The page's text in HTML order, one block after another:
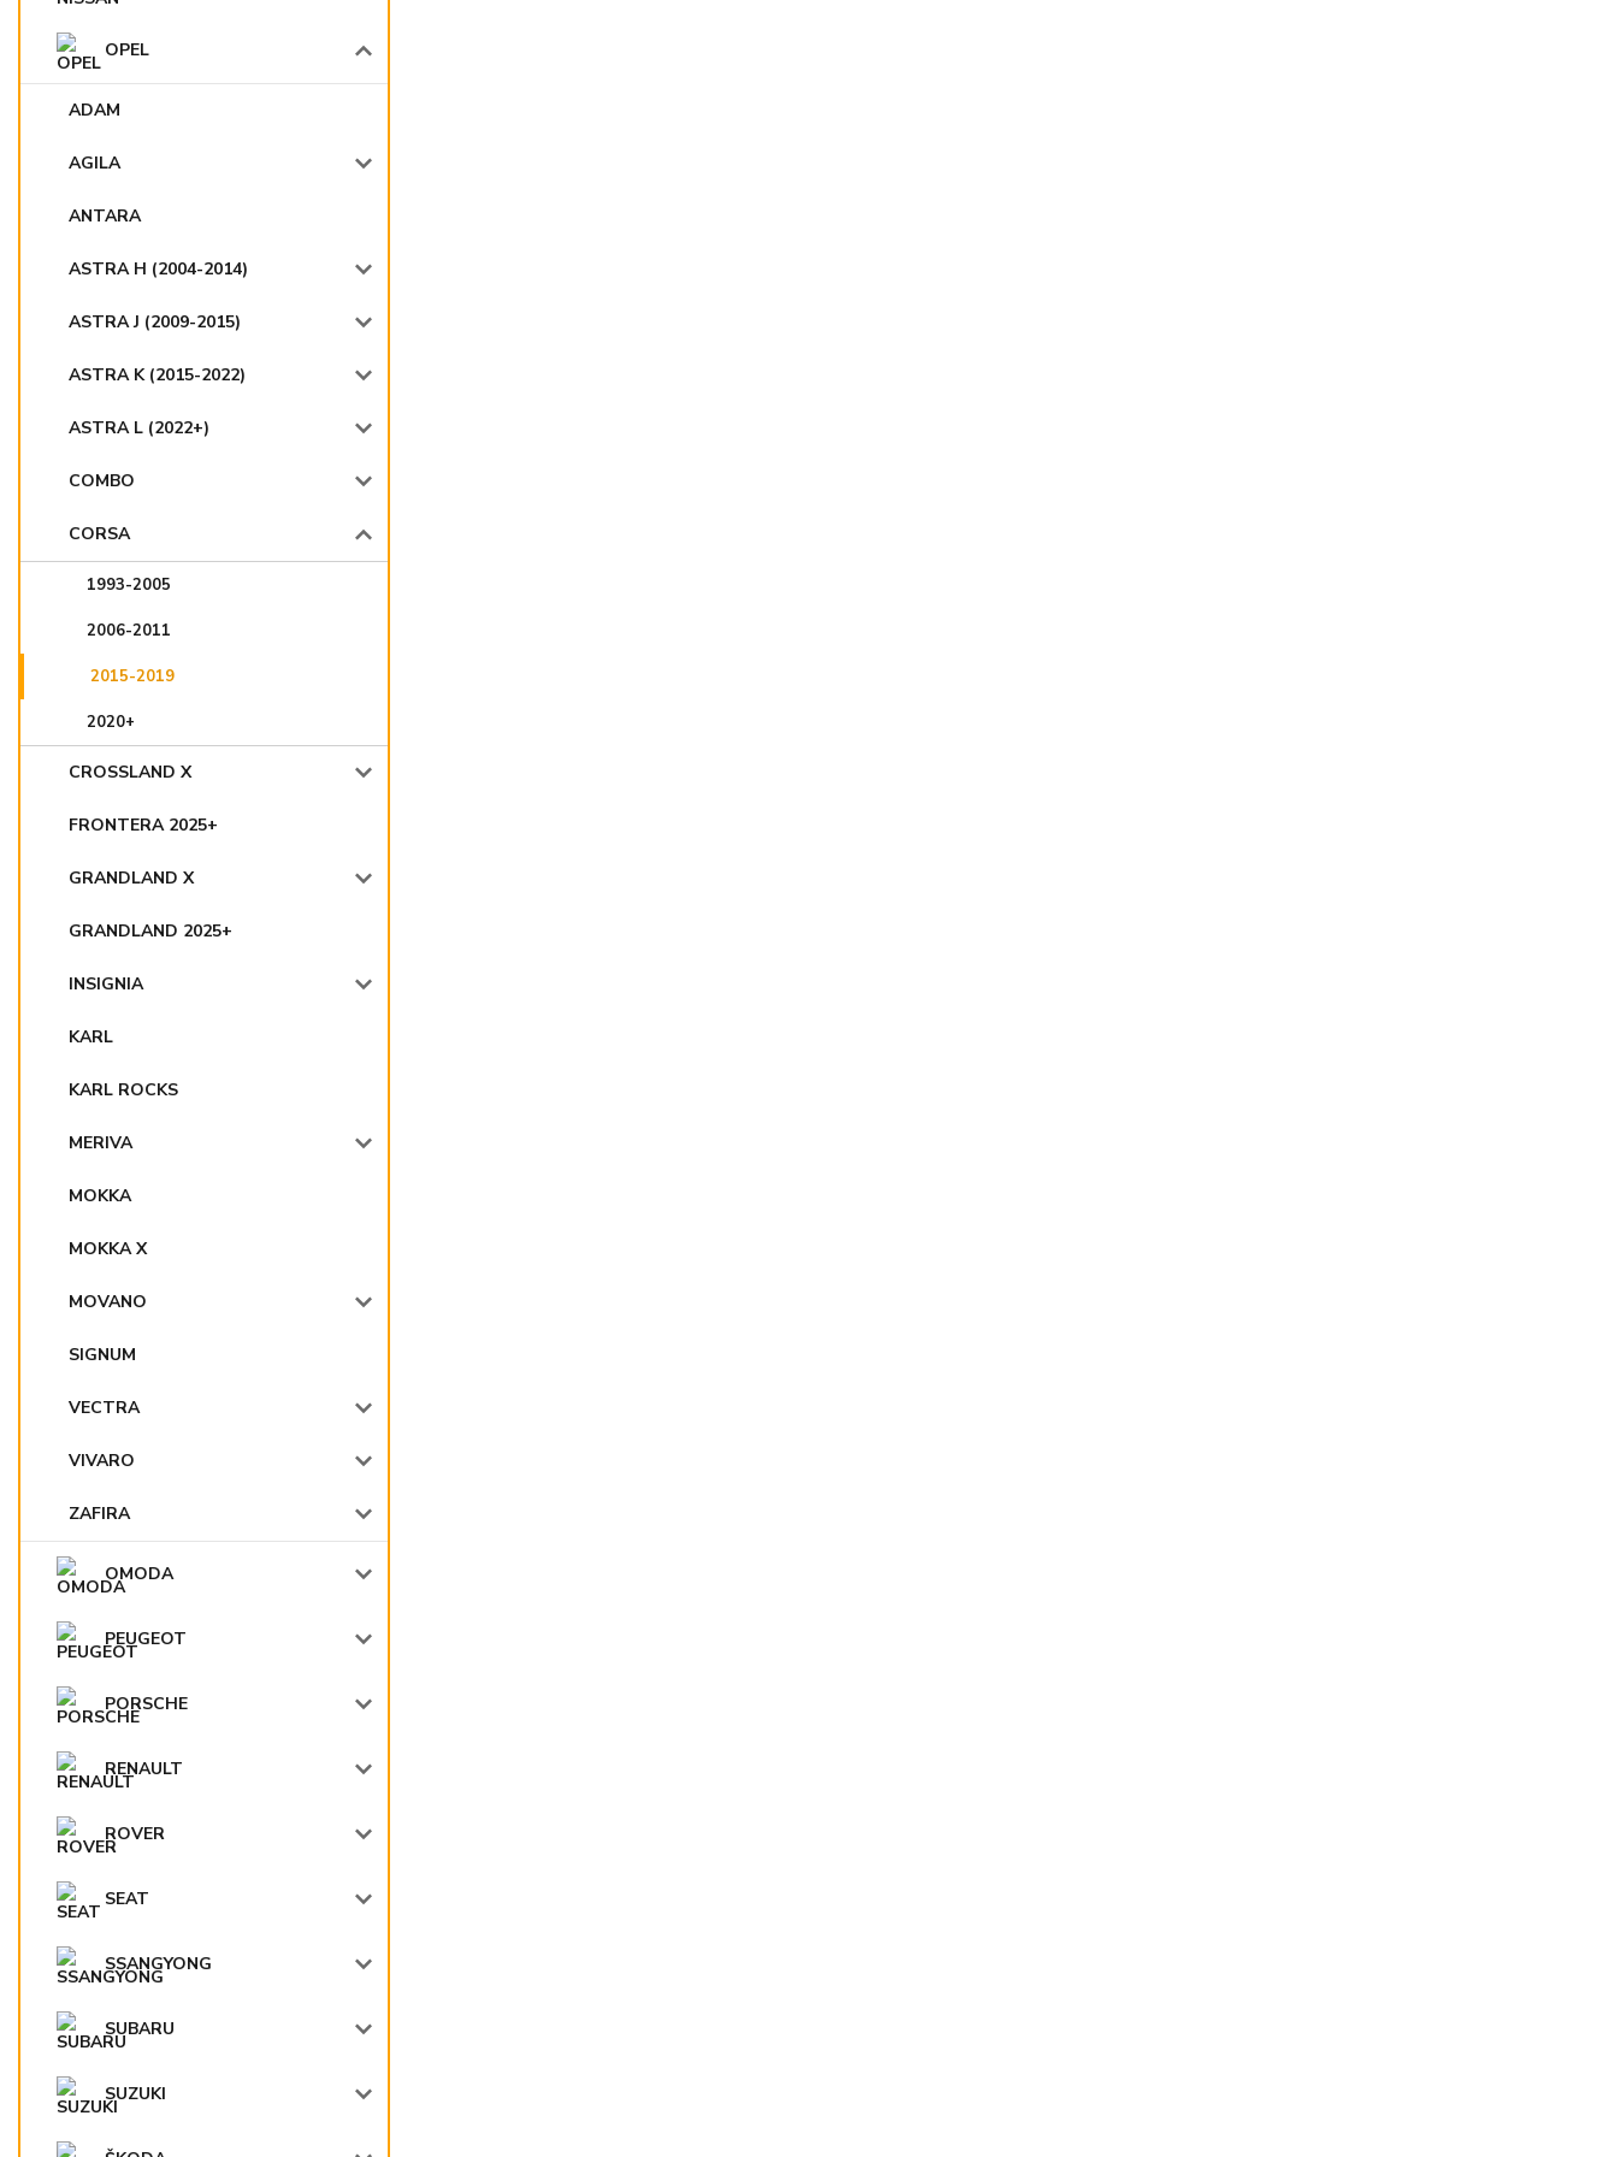
OPEL
ADAM
AGILA
ANTARA
ASTRA H (2004-2014)
ASTRA J (2009-2015)
ASTRA K (2015-2022)
ASTRA L (2022+)
COMBO
CORSA
1993-2005
2006-2011
2015-2019
2020+
CROSSLAND X
FRONTERA 2025+
GRANDLAND X
GRANDLAND 2025+
INSIGNIA
KARL
KARL ROCKS
MERIVA
MOKKA
MOKKA X
MOVANO
SIGNUM
VECTRA
VIVARO
ZAFIRA
OMODA
PEUGEOT
PORSCHE
RENAULT
ROVER
SEAT
SSANGYONG
SUBARU
SUZUKI